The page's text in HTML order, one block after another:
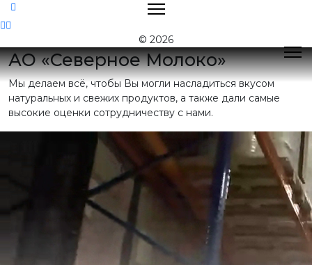
© 2026
Контакты
Контактная
информация
E-mail: nord@milk35.ru
8 (800) 550-53-35
Звонок по РФ
бесплатный
Приемная:(81755) 2-16-38
АО «Северное Молоко»
Мы делаем всё, чтобы Вы могли насладиться вкусом
натуральных и свежих продуктов, а также дали самые
высокие оценки сотрудничеству с нами.